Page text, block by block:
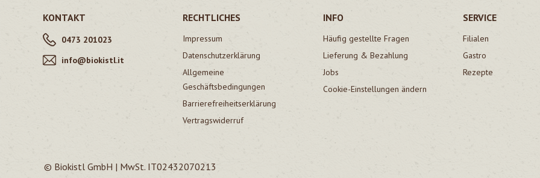
KONTAKT
0473 201023
info@biokistl.it
RECHTLICHES
Impressum
Datenschutzerklärung
Allgemeine
Geschäftsbedingungen
Barrierefreiheitserklärung
Vertragswiderruf
INFO
Häufig gestellte Fragen
Lieferung & Bezahlung
Jobs
Cookie-Einstellungen ändern
SERVICE
Filialen
Gastro
Rezepte
© Biokistl GmbH | MwSt. IT02432070213